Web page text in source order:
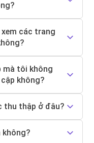
các trang
mà tôi không
không?
thu thập ở đâu?